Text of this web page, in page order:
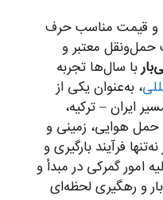
و قیمت مناسب حرف
حمل‌ونقل معتبر و
با سال‌ها تجربه
، به‌عنوان یکی از
ایران – ترکیه،
هوایی، زمینی و
فرآیند بارگیری و
امور گمرکی در مبدأ و
و رهگیری لحظه‌ای